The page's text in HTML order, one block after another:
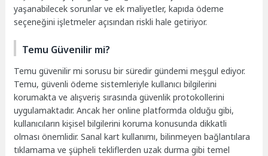
yaşanabilecek sorunlar ve ek maliyetler, kapıda ödeme
seçeneğini işletmeler açısından riskli hale getiriyor.
Temu Güvenilir mi?
Temu güvenilir mi sorusu bir süredir gündemi meşgul ediyor.
Temu, güvenli ödeme sistemleriyle kullanıcı bilgilerini
korumakta ve alışveriş sırasında güvenlik protokollerini
uygulamaktadır. Ancak her online platformda olduğu gibi,
kullanıcıların kişisel bilgilerini koruma konusunda dikkatli
olması önemlidir. Sanal kart kullanımı, bilinmeyen bağlantılara
tıklamama ve şüpheli tekliflerden uzak durma gibi temel